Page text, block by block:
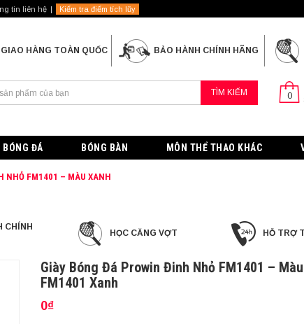
tin liên hệ Kiểm tra điểm tích lũy
GIAO HÀNG TOÀN QUỐC BẢO HÀNH CHÍNH HÃNG
TÌM KIẾM 0
BÓNG ĐÁ BÓNG BÀN MÔN THỂ THAO KHÁC
NHỎ FM1401 – MÀU XANH
CHÍNH
HỌC CĂNG VỢT HỖ TRỢ
Giày Bóng Đá Prowin Đinh Nhỏ FM1401 –
FM1401 Xanh
0₫